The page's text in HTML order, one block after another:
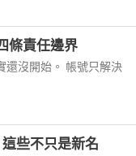
條責任邊界
還沒開始。 帳號只解決
些不只是新名